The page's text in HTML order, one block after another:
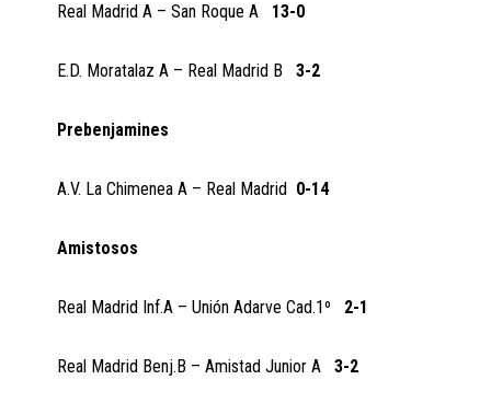
Real Madrid A – San Roque A 13-0
E.D. Moratalaz A – Real Madrid B3-2
Prebenjamines
A.V. La Chimenea A – Real Madrid 0-14
Amistosos
Real Madrid Inf.A – Unión Adarve Cad.1º 2-1
Real Madrid Benj.B – Amistad Junior A3-2